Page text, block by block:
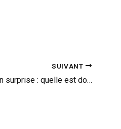
SUIVANT
Interrogation surprise : quelle est donc cette auto ?